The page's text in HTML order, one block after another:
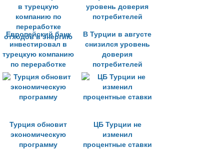
Европейский банк
инвестировал в
турецкую компанию
по переработке
отходов в энергию
В Турции в августе
снизился уровень
доверия
потребителей
Турция обновит
экономическую
программу
ЦБ Турции не
изменил
процентные ставки